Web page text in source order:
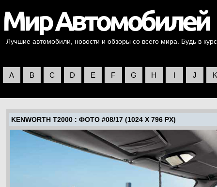
Лучшие автомобили, новости и обзоры со всего мира. Будь в
A B C D E F G H I J K
KENWORTH T2000 : ФОТО #08/17 (1024 X 796 PX)